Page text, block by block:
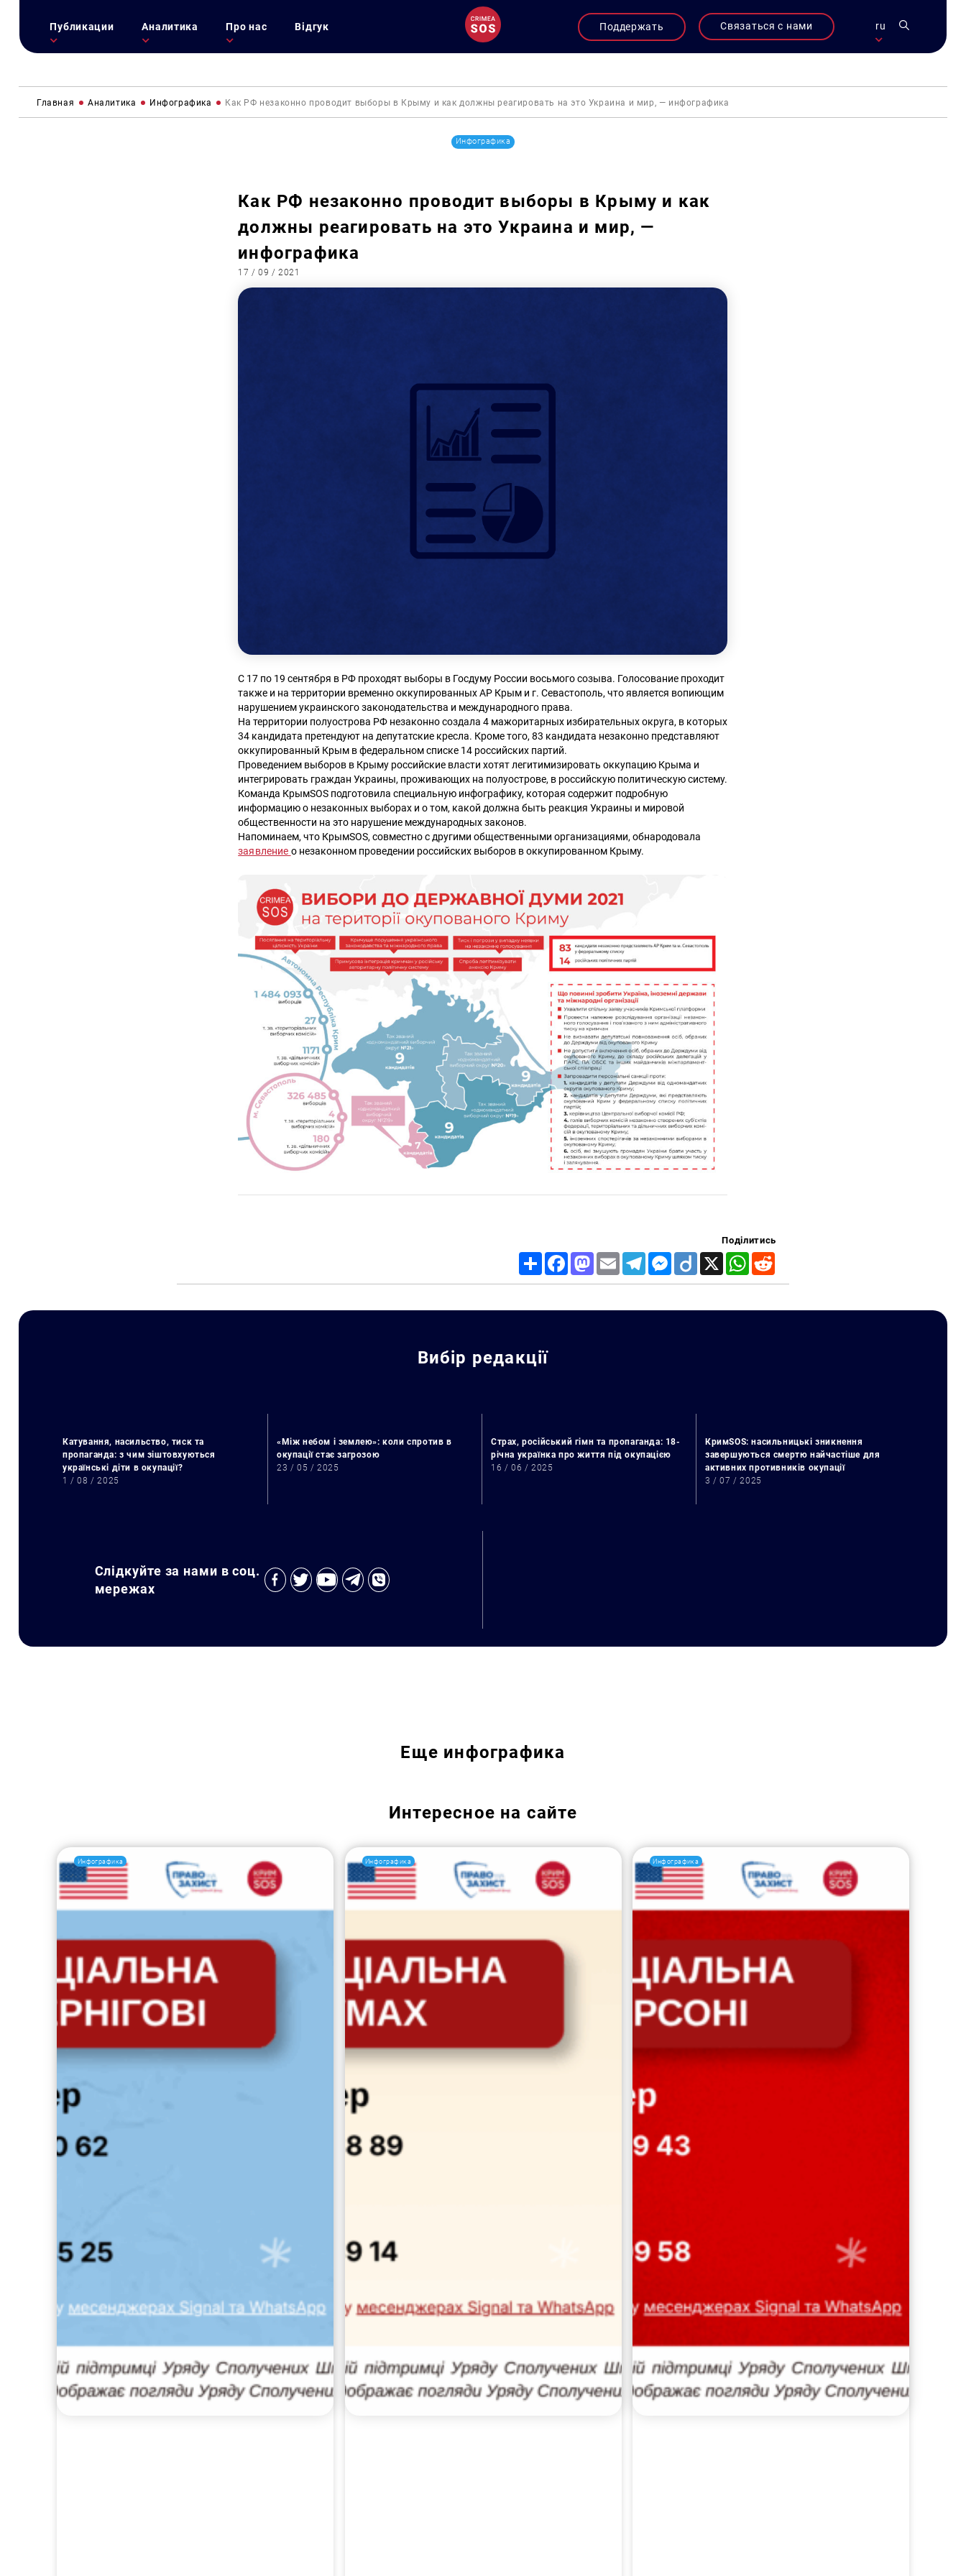
Публикации Аналитика Про нас Відгук Поддержать Связаться с нами ru
Главная Аналитика Инфографика Как РФ незаконно проводит выборы в Крыму и как должны реагировать на это Украина и мир, — инфографика
Инфографика
Как РФ незаконно проводит выборы в Крыму и как
должны реагировать на это Украина и мир, —
инфографика
17 / 09 / 2021
С 17 по 19 сентября в РФ проходят выборы в Госдуму России восьмого созыва. Голосование проходит
также и на территории временно оккупированных АР Крым и г. Севастополь, что является вопиющим
нарушением украинского законодательства и международного права.
На территории полуострова РФ незаконно создала 4 мажоритарных избирательных округа, в которых
34 кандидата претендуют на депутатские кресла. Кроме того, 83 кандидата незаконно представляют
оккупированный Крым в федеральном списке 14 российских партий.
Проведением выборов в Крыму российские власти хотят легитимизировать оккупацию Крыма и
интегрировать граждан Украины, проживающих на полуострове, в российскую политическую систему.
Команда КрымSOS подготовила специальную инфографику, которая содержит подробную
информацию о незаконных выборах и о том, какой должна быть реакция Украины и мировой
общественности на это нарушение международных законов.
Напоминаем, что КрымSOS, совместно с другими общественными организациями, обнародовала
заявление о незаконном проведении российских выборов в оккупированном Крыму.
Поділитись
Share FacebookMastodon
Email TelegramMessenger
Diigo X WhatsApp
Вибір редакції
Катування, насильство, тиск та
пропаганда: з чим зіштовхуються
українські діти в окупації?
1 / 08 / 2025
«Між небом і землею»: коли спротив в
окупації стає загрозою
23 / 05 / 2025
Страх, російський гімн та пропаганда: 18-
річна українка про життя під окупацією
16 / 06 / 2025
КримSOS: насильницькі зникнення
завершуються смертю найчастіше для
активних противників окупації
3 / 07 / 2025
Слідкуйте за нами в соц.
мережах
Еще инфографика
Интересное на сайте
Инфографика Инфографика Инфографика